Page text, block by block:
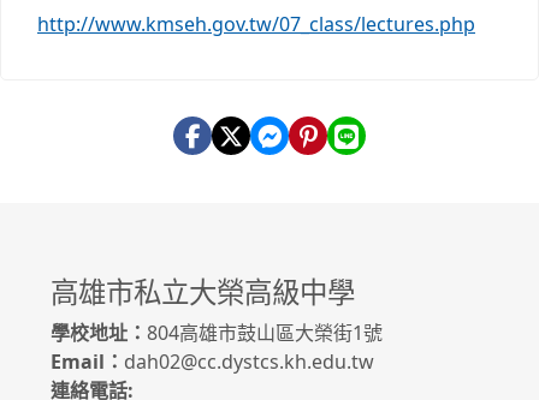
http://www.kmseh.gov.tw/07_class/lectures.php
高雄市私立大榮高級中學
學校地址： 804高雄市鼓山區大榮街1號
Email： dah02@cc.dystcs.kh.edu.tw
連絡電話: